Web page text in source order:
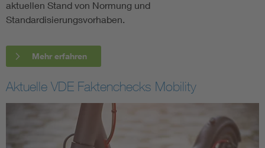
aktuellen Stand von Normung und
Standardisierungsvorhaben.
Mehr erfahren
Aktuelle VDE Faktenchecks Mobility